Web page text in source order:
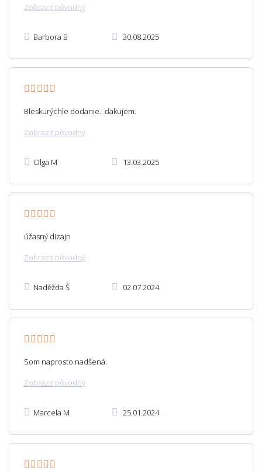
Zobraziť pôvodný
Barbora B 30.08.2025
Bleskurýchle dodanie.. ďakujem.
Zobraziť pôvodný
Olga M 13.03.2025
úžasný dizajn
Zobraziť pôvodný
Naděžda Š 02.07.2024
Som naprosto nadšená.
Zobraziť pôvodný
Marcela M 25.01.2024